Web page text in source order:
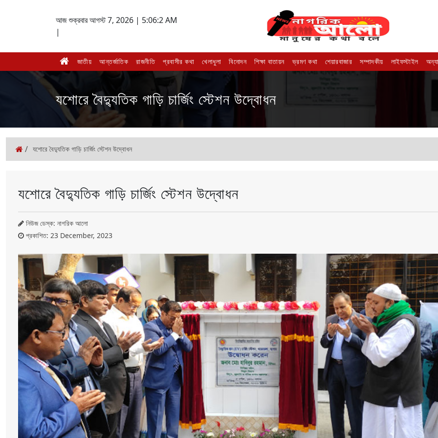
আজ শুক্রবার আগস্ট 7, 2026 | 5:06:2 AM
|
জাতীয় আন্তর্জাতিক রাজনীতি প্রবাসীর কথা খেলাধুলা বিনোদন শিক্ষা বাতায়ন ভ্রমণ কথা শেয়ারবাজার সম্পাদকীয় লাইফস্টাইল
যশোরে বৈদ্যুতিক গাড়ি চার্জিং স্টেশন উদ্বোধন
/ যশোরে বৈদ্যুতিক গাড়ি চার্জিং স্টেশন উদ্বোধন
যশোরে বৈদ্যুতিক গাড়ি চার্জিং স্টেশন উদ্বোধন
নিউজ ডেস্ক: নাগরিক আলো
প্রকাশিত: 23 December, 2023